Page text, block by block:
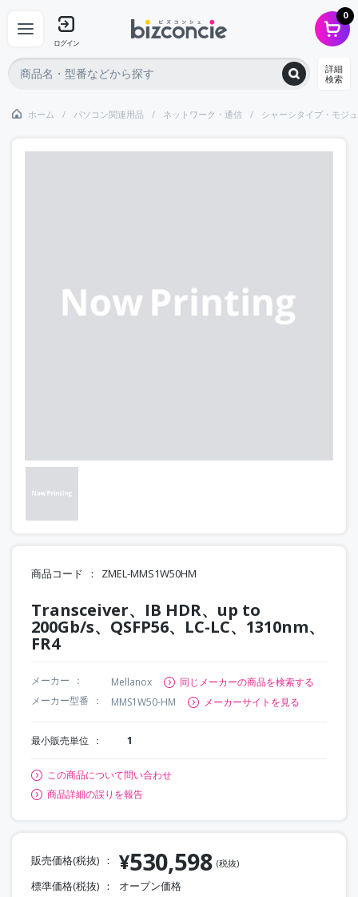
ログイン
0
詳細
検索
ホーム パソコン関連用品 ネットワーク・通信 シャーシタイプ・モジ
商品コード ZMEL-MMS1W50HM
Transceiver、IB HDR、up to
200Gb/s、QSFP56、LC-LC、1310nm、
FR4
メーカー Mellanox
同じメーカーの商品を検索する
メーカー型番
MMS1W50-HM メーカーサイトを見る
最小販売単位 1
この商品について問い合わせ
商品詳細の誤りを報告
販売価格(税抜) ¥530,598 (税抜)
標準価格(税抜) オープン価格